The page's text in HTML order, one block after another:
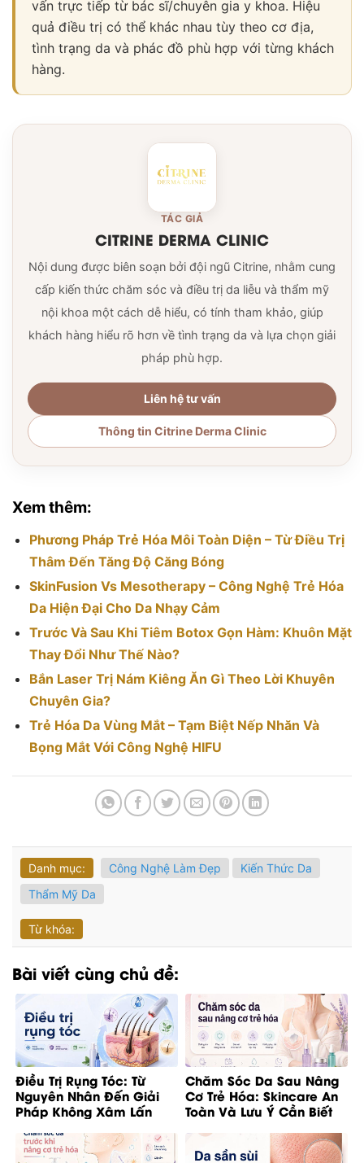
vấn trực tiếp từ bác sĩ/chuyên gia y khoa. Hiệu
quả điều trị có thể khác nhau tùy theo cơ địa,
tình trạng da và phác đồ phù hợp với từng khách
hàng.
TÁC GIẢ
CITRINE DERMA CLINIC
Nội dung được biên soạn bởi đội ngũ Citrine, nhằm cung
cấp kiến thức chăm sóc và điều trị da liễu và thẩm mỹ
nội khoa một cách dễ hiểu, có tính tham khảo, giúp
khách hàng hiểu rõ hơn về tình trạng da và lựa chọn giải
pháp phù hợp.
Liên hệ tư vấn
Thông tin Citrine Derma Clinic
Xem thêm:
Phương Pháp Trẻ Hóa Môi Toàn Diện – Từ Điều Trị
Thâm Đến Tăng Độ Căng Bóng
SkinFusion Vs Mesotherapy – Công Nghệ Trẻ Hóa
Da Hiện Đại Cho Da Nhạy Cảm
Trước Và Sau Khi Tiêm Botox Gọn Hàm: Khuôn Mặt
Thay Đổi Như Thế Nào?
Bắn Laser Trị Nám Kiêng Ăn Gì Theo Lời Khuyên
Chuyên Gia?
Trẻ Hóa Da Vùng Mắt – Tạm Biệt Nếp Nhăn Và
Bọng Mắt Với Công Nghệ HIFU
Danh mục: Công Nghệ Làm Đẹp
Kiến Thức Da
Thẩm Mỹ Da
Từ khóa:
Bài viết cùng chủ đề:
Điều Trị Rụng Tóc: Từ
Nguyên Nhân Đến Giải
Pháp Không Xâm Lấn
Chăm Sóc Da Sau Nâng
Cơ Trẻ Hóa: Skincare An
Toàn Và Lưu Ý Cần Biết